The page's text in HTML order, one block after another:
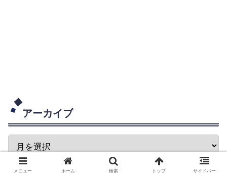
アーカイブ
メニュー ホーム 検索 トップ サイドバー